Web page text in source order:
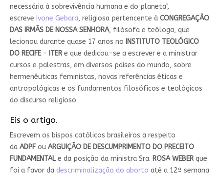
necessária à sobrevivência humana e do planeta",
escreve Ivone Gebara, religiosa pertencente à CONGREGAÇÃO
DAS IRMÃS DE NOSSA SENHORA, filósofa e teóloga, que
lecionou durante quase 17 anos no INSTITUTO TEOLÓGICO
DO RECIFE– ITERe que dedicou-se a escrever e a ministrar
cursos e palestras, em diversos países do mundo, sobre
hermenêuticas feministas, novas referências éticas e
antropológicas e os fundamentos filosóficos e teológicos
do discurso religioso.
Eis o artigo.
Escrevem os bispos católicos brasileiros a respeito
da ADPFou ARGUIÇÃO DE DESCUMPRIMENTO DO PRECEITO
FUNDAMENTALe da posição da ministra Sra. ROSA WEBERque
foi a favor da descriminalização do aborto até a 12ª semana